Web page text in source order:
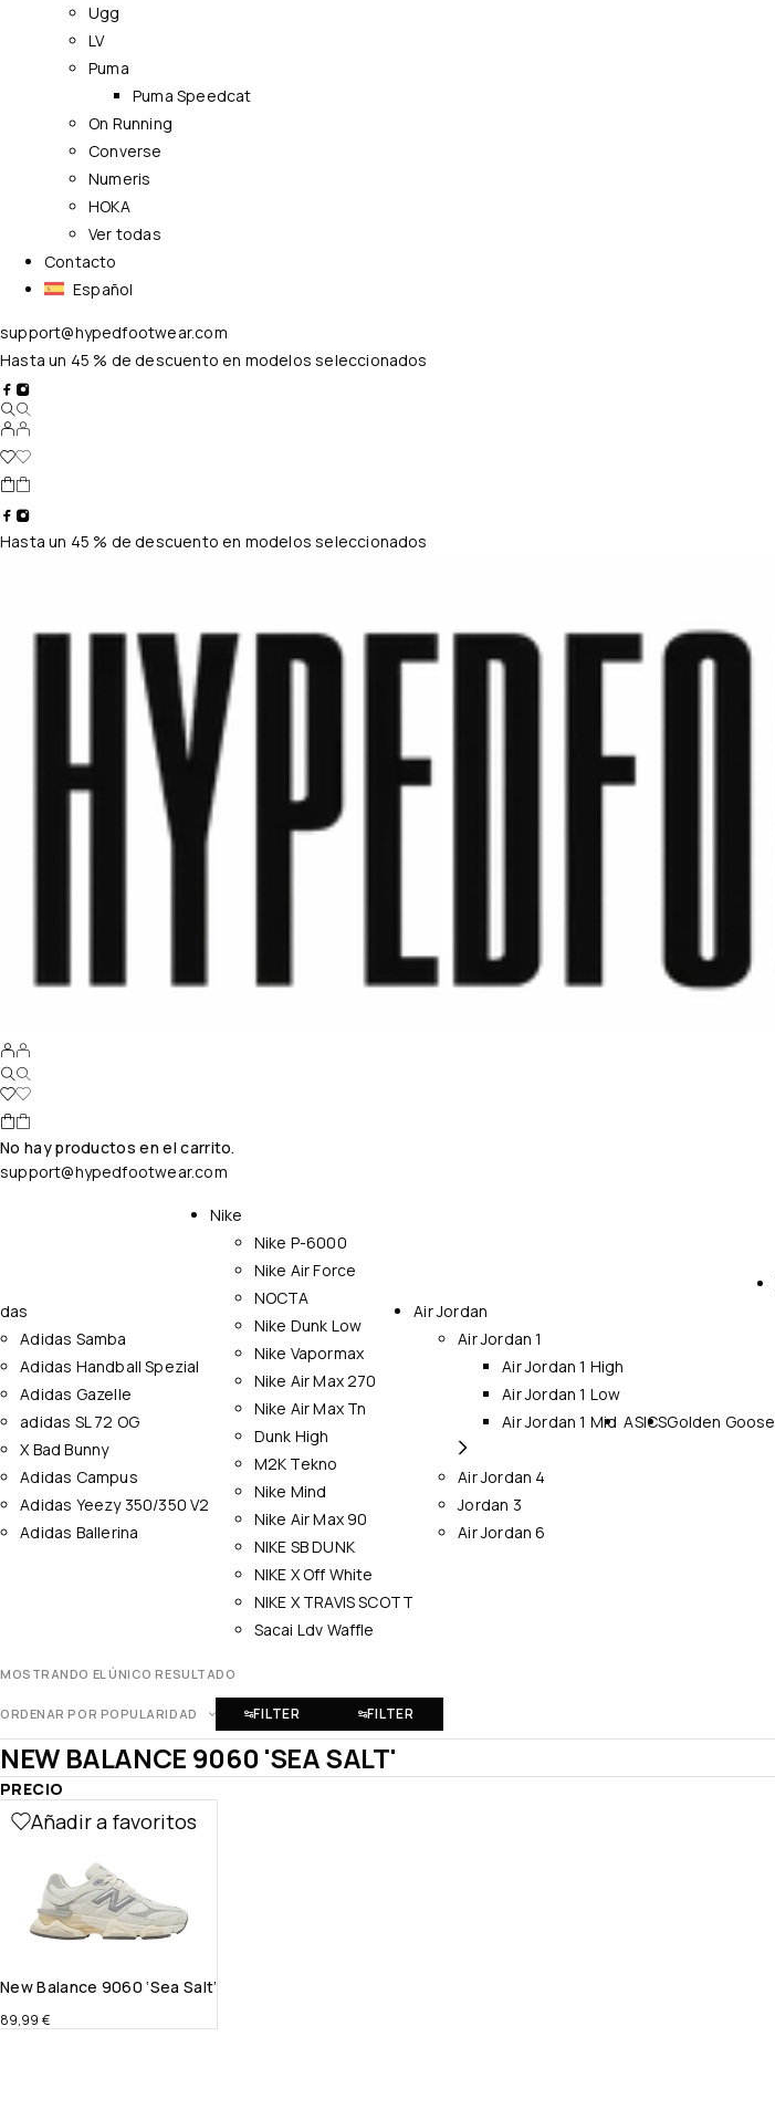
Ugg
LV
Puma
Puma Speedcat
On Running
Converse
Numeris
HOKA
Ver todas
Contacto
Español
support@hypedfootwear.com
Hasta un 45 % de descuento en modelos seleccionados
Hasta un 45 % de descuento en modelos seleccionados
No hay productos en el carrito.
support@hypedfootwear.com
Adidas Samba
Adidas Handball Spezial
Adidas Gazelle
adidas SL 72 OG
X Bad Bunny
Adidas Campus
Adidas Yeezy 350/350 V2
Adidas Ballerina
Nike
Nike P-6000
Nike Air Force
NOCTA
Nike Dunk Low
Nike Vapormax
Nike Air Max 270
Nike Air Max Tn
Dunk High
M2K Tekno
Nike Mind
Nike Air Max 90
NIKE SB DUNK
NIKE X Off White
NIKE X TRAVIS SCOTT
Sacai Ldv Waffle
Air Jordan
Air Jordan 1
Air Jordan 1 High
Air Jordan 1 Low
Air Jordan 1 Mid
Air Jordan 4
Jordan 3
Air Jordan 6
ASICSGolden Goose
MOSTRANDO EL ÚNICO RESULTADO
ORDENAR POR POPULARIDAD FILTER FILTER
NEW BALANCE 9060 'SEA SALT'
PRECIO
Añadir a favoritos
New Balance 9060 ‘Sea Salt’
89,99 €